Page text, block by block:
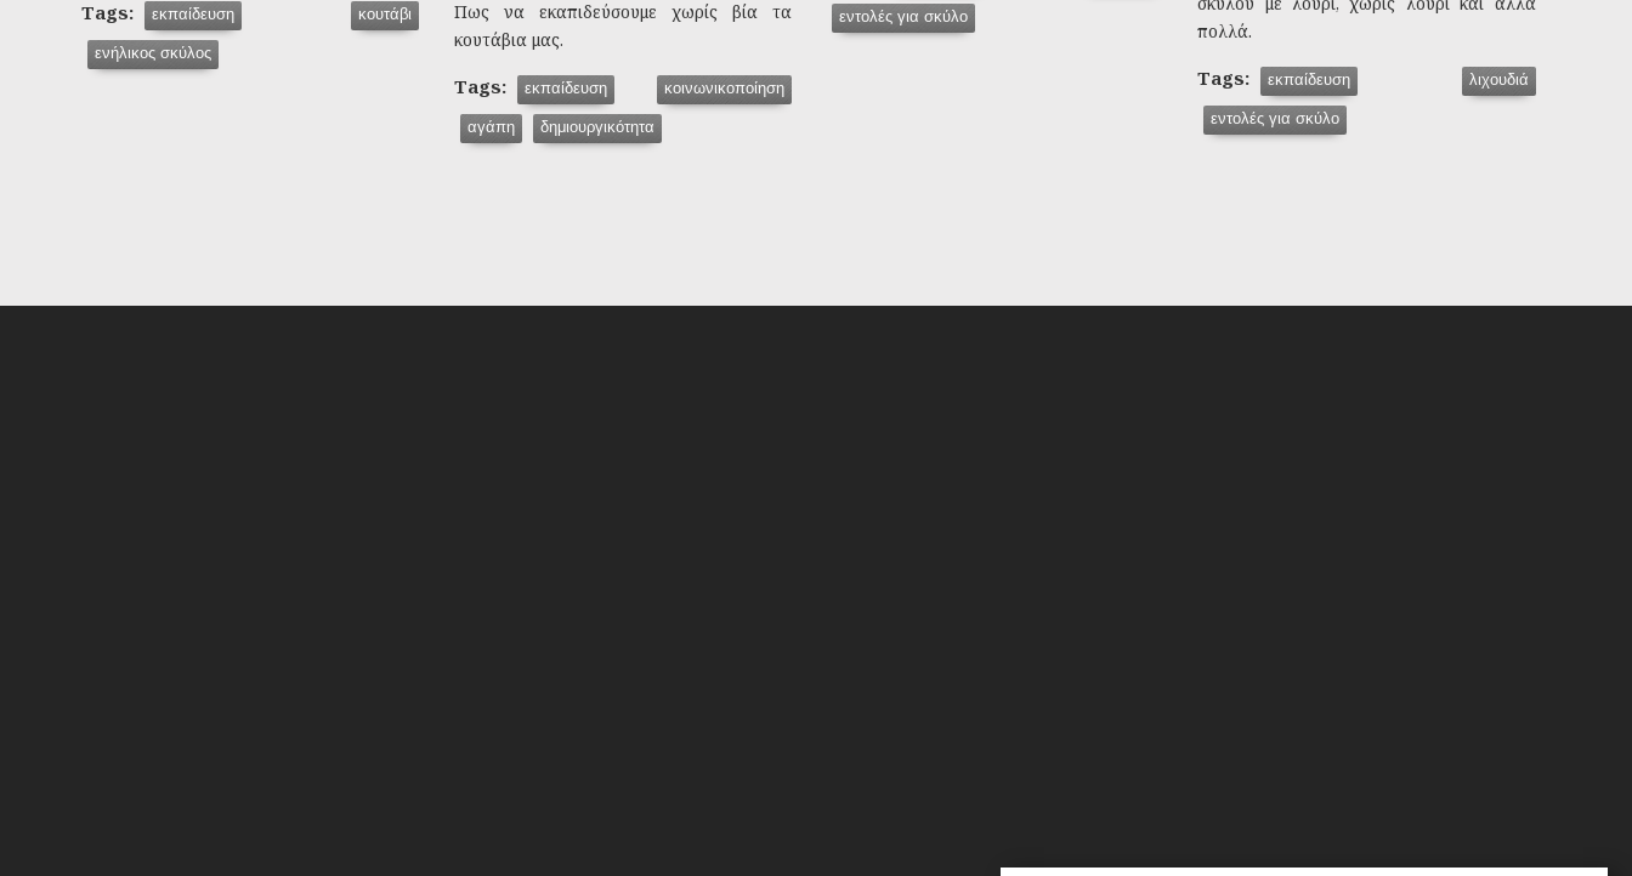
Tags: εκπαίδευση κουτάβι
ενήλικος σκύλος
Πως να εκαπιδεύσουμε χωρίς βία τα
κουτάβια μας.
Tags: εκπαίδευση κοινωνικοποίηση
αγάπη δημιουργικότητα
εντολές για σκύλο
πολλά.
Tags: εκπαίδευση λιχουδιά
εντολές για σκύλο